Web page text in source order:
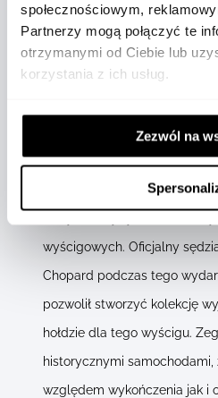
społecznościowym,
Partnerzy mogą połączyć te
otrzymanymi od Ciebie lub
korzystania z ich usług.
Zezwól na
Grand Prix de Monaco
Po raz pierwszy wyścig odbył
700 rocznicy wstąpienia na
Wyścig odbywa się po
wyścigowych. Oficjalny
Chopard podczas tego
pozwolił stworzyć kolekcję
hołdzie dla tego wyścigu.
historycznymi samochodami,
względem wykończenia jak i